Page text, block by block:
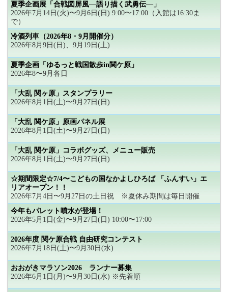
夏季企画展「合戦図屏風―語り描く武勇伝―」
2026年7月14日(火)〜9月6日(日) 9:00〜17:00（入館は16:30ま
で）
冷酒列車（2026年8・9月開催分）
2026年8月9日(日)、9月19日(土)
夏季企画「ゆるっと戦国散歩in関ケ原」
2026年8〜9月各日
「大乱 関ヶ原」スタンプラリー
2026年8月1日(土)〜9月27日(日)
「大乱 関ケ原」原画パネル展
2026年8月1日(土)〜9月27日(日)
「大乱 関ケ原」コラボグッズ、メニュー販売
2026年8月1日(土)〜9月27日(日)
☆期間限定☆7/4〜こどもの国なかよしひろば 「ふんすい」エ
リアオープン！！
2026年7月4日〜9月27日の土日祝 ※夏休み期間は毎日開催
今年もパレット噴水が登場！
2026年5月1日(金)〜9月27日(日) 10:00〜17:00
2026年度 関ケ原合戦 自由研究コンテスト
2026年7月18日(土)〜9月30日(水)
おおがきマラソン2026 ランナー募集
2026年6月1日(月)〜9月30日(水) ※先着順